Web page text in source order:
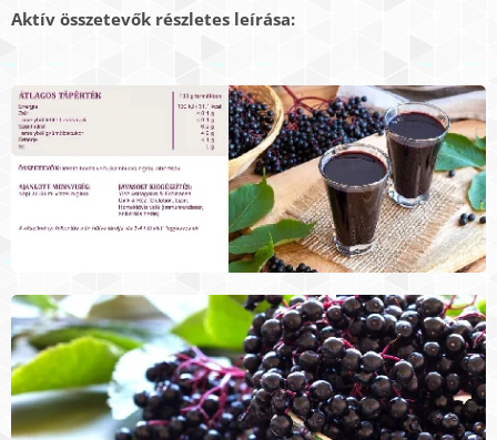
Aktív összetevők részletes leírása: